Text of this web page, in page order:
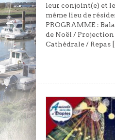
leur conjoint(e) et
même lieu de
PROGRAMME :
de Noël / Projection
Cathédrale / Repas